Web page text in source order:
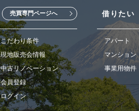
売買専門ページへ
こだわり条件
現地販売会情報
中古リノベーション
会員登録
ログイン
借りたい
アパート
マンション
事業用物件